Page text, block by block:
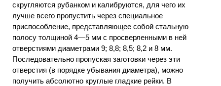
скругляются рубанком и калибруются, для чего их
лучше всего пропустить через специальное
приспособление, представляющее собой стальную
полосу толщиной 4—5 мм с просверленными в ней
отверстиями диаметрами 9; 8,8; 8,5; 8,2 и 8 мм.
Последовательно пропуская заготовки через эти
отверстия (в порядке убывания диаметра), можно
получить абсолютно круглые гладкие рейки. В